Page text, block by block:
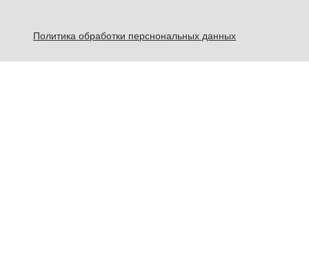
Политика обработки перснональных данных